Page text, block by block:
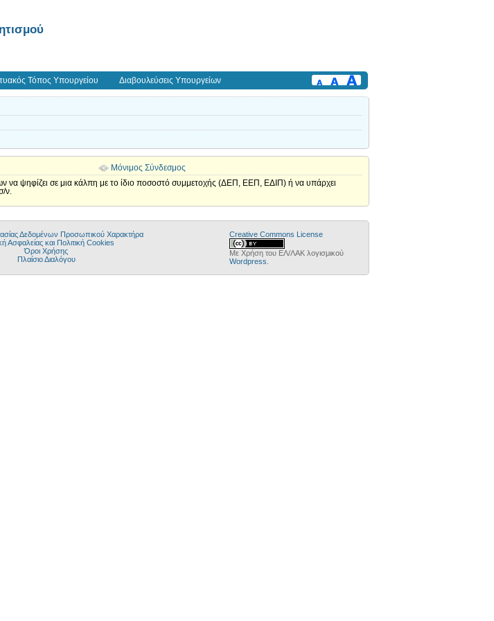
Τόπος Υπουργείου Διαβουλεύσεις Υπουργείων
Μόνιμος Σύνδεσμος
να ψηφίζει σε μια κάλπη με το ίδιο ποσοστό συμμετοχής (ΔΕΠ, ΕΕΠ, ΕΔΙΠ) ή να υπάρχει
ν.
Δεδομένων Προσωπικού Χαρακτήρα
Ασφαλείας και Πολιτική Cookies
Όροι Χρήσης
Πλαίσιο Διαλόγου
Creative Commons License
Με Χρήση του ΕΛ/ΛΑΚ λογισμικού
Wordpress